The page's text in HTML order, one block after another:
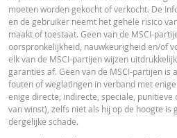
enkele aansprakelijkheid voor directe,
immateriële of gevolgschade (met
wijze voortvloeit uit het gebruik van de
hierin vervatte informatie. De
Paribas en gelden strikt per de
calculator zijn indicatief en uitsluitend
Koersinformatie vormt geen uitnodiging
van effecten of andere financiële
bestemd voor gebruik door de
deze informatie geheel of gedeeltelijk te
kopiëren voor enig doel zonder
moeten worden gekocht of verkocht. De
en de gebruiker neemt het gehele risico
maakt of toestaat. Geen van de MSCI-
oorspronkelijkheid, nauwkeurigheid en/of
elk van de MSCI-partijen wijzen
garanties af. Geen van de MSCI-partijen is
fouten of weglatingen in verband met
enige directe, indirecte, speciale, punitieve
van winst), zelfs niet als hij op de hoogte is
dergelijke schade.